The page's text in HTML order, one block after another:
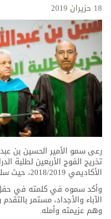
18 حزيران 2019
رعى سمو الأمير الحسين بن
تخريج الفوج الأربعين لطلبة
الأكاديمي 2018/2019، حيث سلم سموه الشهادات لـ 226 خريجا.
وأكد سموه في كلمته في حفل
الآباء والأجداد، مستمر
وهم عزيمته وأمله.